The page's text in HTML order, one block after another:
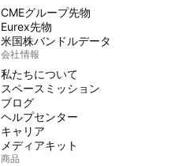
CMEグループ先物
Eurex先物
米国株バンドルデータ
会社情報
私たちについて
スペースミッション
ブログ
ヘルプセンター
キャリア
メディアキット
商品